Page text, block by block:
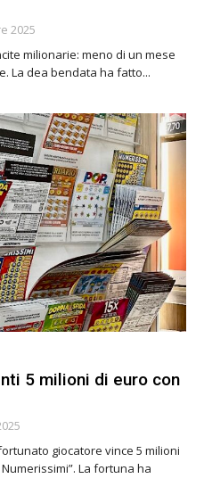
2025
milionarie: meno di un mese
La dea bendata ha fatto...
5 milioni di euro con
giocatore vince 5 milioni
La fortuna ha